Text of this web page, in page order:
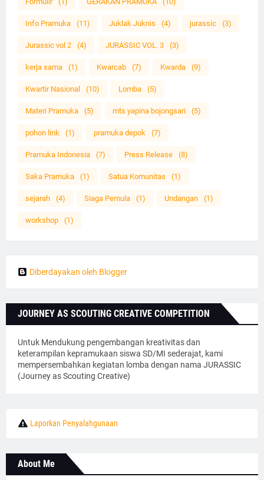
Info Pramuka (11) Juklak Juknis (4) jurassic (3)
Jurassic vol 2 (4) JURASSIC VOL. 3 (3)
kerja sama (1) Kwarcab (7) Kwarda (9)
Kwartir Nasional (10) Lomba (5)
Materi Pramuka (5) mts yapina bojongsari (5)
pohon link (1) pramuka depok (7)
Pramuka Indonesia (7) Press Release (8)
Saka Pramuka (1) Satua Komunitas (1)
sejarah (4) Siaga Pemula (1) Undangan (1)
workshop (1)
Diberdayakan oleh Blogger
JOURNEY AS SCOUTING CREATIVE COMPETITION
Untuk Mendukung pengembangan kreativitas dan
keterampilan kepramukaan siswa SD/MI sederajat, kami
mempersembahkan kegiatan lomba dengan nama JURASSIC
(Journey as Scouting Creative)
Laporkan Penyalahgunaan
About Me